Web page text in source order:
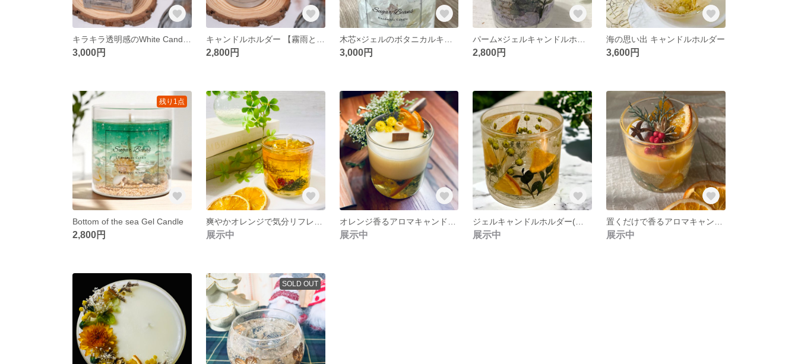
3,000円 2,800円 3,000円 2,800円
海の思い出 キャンドルホルダー
3,600円
残り1点
Bottom of the sea Gel Candle
2,800円 展示中 展示中 展示中 展示中
SOLD OUT